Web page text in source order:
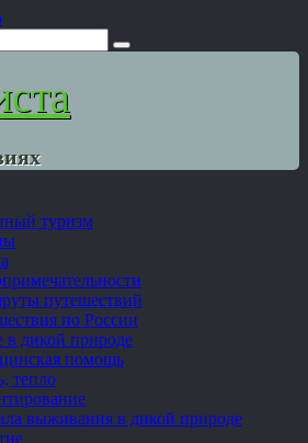
туризм
путешествий
по России
дикой природе
помощь
тепло
выживания в дикой природе